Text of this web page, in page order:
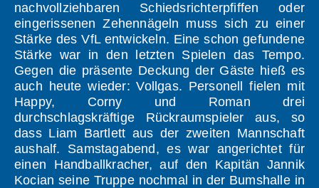
nachvollziehbaren Schiedsrichterpfiffen oder
eingerissenen Zehennägeln muss sich zu einer
Stärke des VfL entwickeln. Eine schon gefundene
Stärke war in den letzten Spielen das Tempo.
Gegen die präsente Deckung der Gäste hieß es
auch heute wieder: Vollgas. Personell fielen mit
Happy, Corny und Roman drei
durchschlagskräftige Rückraumspieler aus, so
dass Liam Bartlett aus der zweiten Mannschaft
aushalf. Samstagabend, es war angerichtet für
einen Handballkracher, auf den Kapitän Jannik
Kocian seine Truppe nochmal in der Bumshalle in